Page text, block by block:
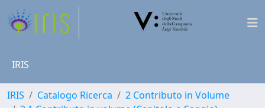
IRIS
IRIS Catalogo Ricerca
2 Contributo in Volume